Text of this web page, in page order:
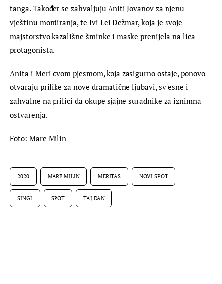
tanga. Također se zahvaljuju Aniti Jovanov za njenu
vještinu montiranja, te Ivi Lei Dežmar, koja je svoje
majstorstvo kazališne šminke i maske prenijela na lica
protagonista.
Anita i Meri ovom pjesmom, koja zasigurno ostaje, ponovo
otvaraju prilike za nove dramatične ljubavi, svjesne i
zahvalne na prilici da okupe sjajne suradnike za iznimna
ostvarenja.
Foto: Mare Milin
2020 MARE MILIN MERITAS NOVI SPOT
SINGL SPOT TAJ DAN